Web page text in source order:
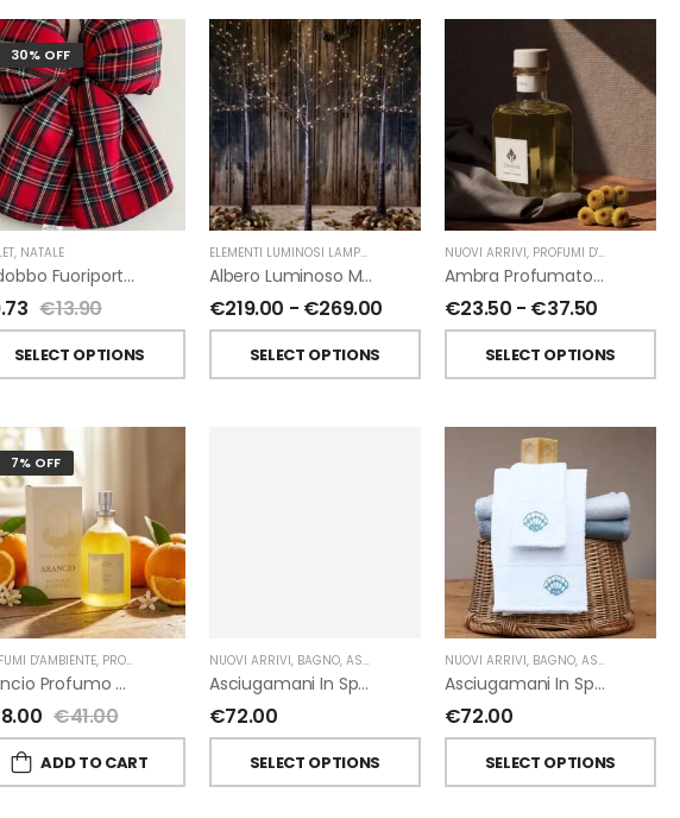
30% OFF
, NATALE
Addobbo Fuoriporta Fiocco In Velluto Rosso O In Tartan
€13.90
SELECT OPTIONS
ELEMENTI LUMINOSI LAMPADE E LED NATALE,FIORIRA' UN GIARDINO
Albero Luminoso Marrone Interno-Esterno Di Fiorirà Un Giardino
€219.00 - €269.00
SELECT OPTIONS
NUOVI ARRIVI, PROFUMI D'AMBIENTE
Ambra Profumatori Per Ambiente A Bastoncini Di Chiara Firenze
€23.50 - €37.50
SELECT OPTIONS
7% OFF
D'AMBIENTE, PROFUMI D'AMBIENTE FIORIRA' UN GIARDINO ,FIORIRA' UN GIARDINO
Arancio Profumo D’ambiente Di Fiorirà Un Giardino
€41.00
ADD TO CART
NUOVI ARRIVI, BAGNO, ASCIUGAMANI GIARDINO SEGRETO
Asciugamani In Spugna Con Fiori In Lino Applicati Di Giardino Segreto.
€72.00
SELECT OPTIONS
NUOVI ARRIVI, BAGNO, ASCIUGAMANI
Asciugamani In Spugna Con Ricami Marini Di Giardino Segreto.
€72.00
SELECT OPTIONS